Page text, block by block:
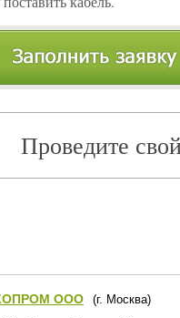
Проведите
ООО
(г. Москва)